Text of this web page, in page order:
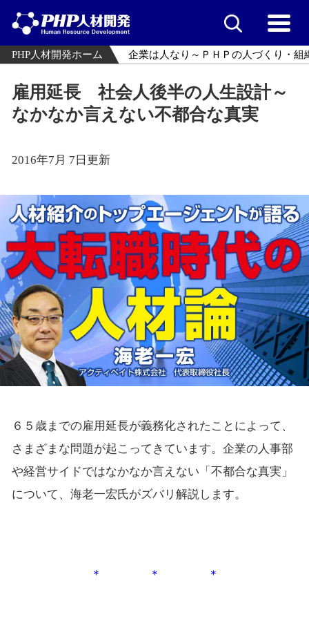
PHP人材開発ホーム 企業は人なり～ＰＨＰの人づくり・組
雇用延長 社会人後半の人生設計～
なかなか言えない不都合な真実
2016年7月 7日更新
６５歳までの雇用延長が義務化されたことによって、
さまざまな問題が起こってきています。企業の人事部
や経営サイドではなかなか言えない「不都合な真実」
について、海老一宏氏がズバリ解説します。
＊ ＊ ＊